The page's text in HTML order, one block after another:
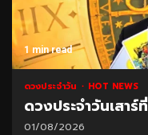
1 min read
ดวงประจำวัน HOT NEWS
ดวงประจำวันเสา
01/08/2026